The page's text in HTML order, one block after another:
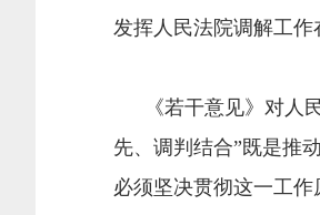
发挥人民法院调解工作
《若干意见》对人民
先、调判结合”既是推
必须坚决贯彻这一工